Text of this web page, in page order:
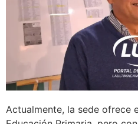
Actualmente, la sede ofrece